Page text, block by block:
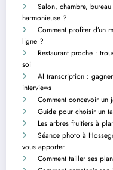
Salon, chambre,
harmonieuse ?
Comment profiter d’un
ligne ?
Restaurant proche :
soi
AI transcription :
interviews
Comment concevoir un
Guide pour choisir un
Les arbres fruitiers à
Séance photo à
vous apporter
Comment tailler ses